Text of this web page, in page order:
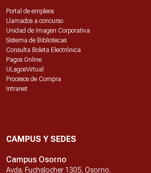
Portal de empleos
Llamados a concurso
Unidad de Imagen Corporativa
Sistema de Bibliotecas
Consulta Boleta Electrónica
Pagos Online
ULagosVirtual
Procesos de Compra
Intranet
CAMPUS Y SEDES
Campus Osorno
Avda. Fuchslocher 1305, Osorno.